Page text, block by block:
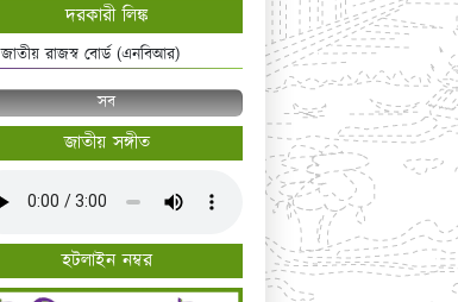
দরকারী লিঙ্ক
জাতীয় রাজস্ব বোর্ড (এনবিআর)
সব
জাতীয় সঙ্গীত
হটলাইন নম্বর